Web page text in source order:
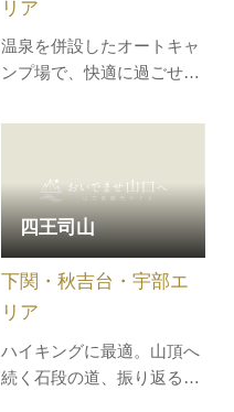
温泉を併設したオートキャ
ンプ場で、快適に過ごせる
ャンプ用品のレンタルも可
にアウトドアを楽しめま
す。さらに敷地内には、天
然記念物に指定されている
景清洞があり、神秘的な洞
窟探検を体験できるのも魅
力です。自…
リア
四王司山
ハイキングに最適。山頂へ
続く石段の道、振り返ると
下関・秋吉台・宇部エ
リア